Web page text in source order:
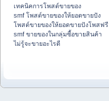
เทคนิคการโพสต์ขายของ
smf โพสต์ขายของให้ยอดขายปัง
โพสต์ขายของให้ยอดขายปังโพสฟรี
smf ขายของในกลุ่มซื้อขายสินค้า
ไม่รู้จะขายอะไรดี